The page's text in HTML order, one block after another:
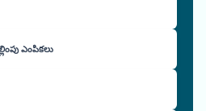
ఎంపికలు